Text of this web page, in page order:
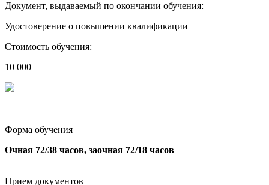
Документ, выдаваемый по окончании обучения:
Удостоверение о повышении квалификации
Стоимость обучения:
10 000
Форма обучения
Очная 72/38 часов, заочная 72/18 часов
Прием документов